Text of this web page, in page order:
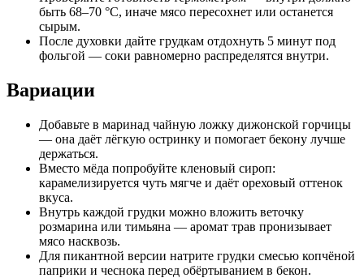
быть 68–70 °C, иначе мясо пересохнет или останется
сырым.
После духовки дайте грудкам отдохнуть 5 минут под
фольгой — соки равномерно распределятся внутри.
Вариации
Добавьте в маринад чайную ложку дижонской горчицы
— она даёт лёгкую остринку и помогает бекону лучше
держаться.
Вместо мёда попробуйте кленовый сироп:
карамелизируется чуть мягче и даёт ореховый оттенок
вкуса.
Внутрь каждой грудки можно вложить веточку
розмарина или тимьяна — аромат трав пронизывает
мясо насквозь.
Для пикантной версии натрите грудки смесью копчёной
паприки и чеснока перед обёртыванием в бекон.